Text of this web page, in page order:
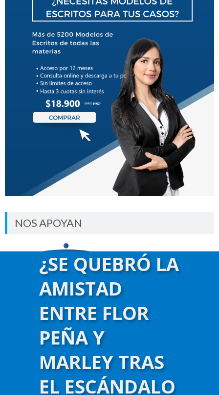
NOS APOYAN
¿SE QUEBRÓ LA
AMISTAD
ENTRE FLOR
PEÑA Y
MARLEY TRAS
EL ESCÁNDALO